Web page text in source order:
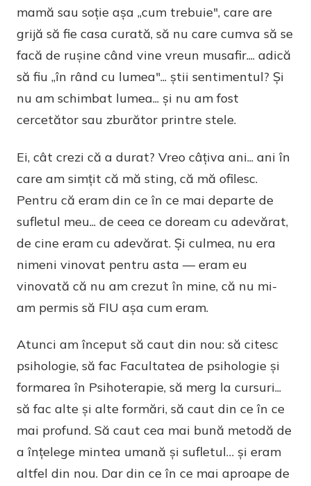
mamă sau soție așa „cum trebuie", care are
grijă să fie casa curată, să nu care cumva să se
facă de rușine când vine vreun musafir.... adică
să fiu „în rând cu lumea"... știi sentimentul? Și
nu am schimbat lumea... și nu am fost
cercetător sau zburător printre stele.
Ei, cât crezi că a durat? Vreo câțiva ani... ani în
care am simțit că mă sting, că mă ofilesc.
Pentru că eram din ce în ce mai departe de
sufletul meu... de ceea ce doream cu adevărat,
de cine eram cu adevărat. Și culmea, nu era
nimeni vinovat pentru asta — eram eu
vinovată că nu am crezut în mine, că nu mi-
am permis să FIU așa cum eram.
Atunci am început să caut din nou: să citesc
psihologie, să fac Facultatea de psihologie și
formarea în Psihoterapie, să merg la cursuri...
să fac alte și alte formări, să caut din ce în ce
mai profund. Să caut cea mai bună metodă de
a înțelege mintea umană și sufletul… și eram
altfel din nou. Dar din ce în ce mai aproape de